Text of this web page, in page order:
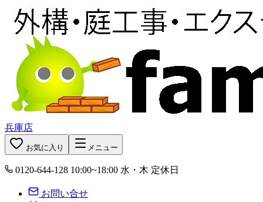
兵庫店
お気に入り メニュー
0120-644-128 10:00~18:00 水・木 定休日
お問い合せ